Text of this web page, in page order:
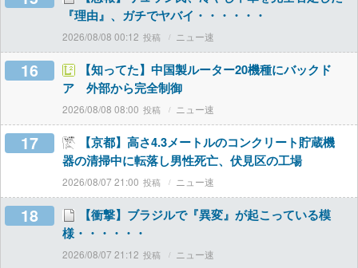
『理由』、ガチでヤバイ・・・・・・
2026/08/08 00:12 ニュー速
16
【知ってた】中国製ルーター20機種にバックド
ア 外部から完全制御
2026/08/08 08:00 ニュー速
17
【京都】高さ4.3メートルのコンクリート貯蔵機
器の清掃中に転落し男性死亡、伏見区の工場
2026/08/07 21:00 ニュー速
18
【衝撃】ブラジルで『異変』が起こっている模
様・・・・・・
2026/08/07 21:12 ニュー速